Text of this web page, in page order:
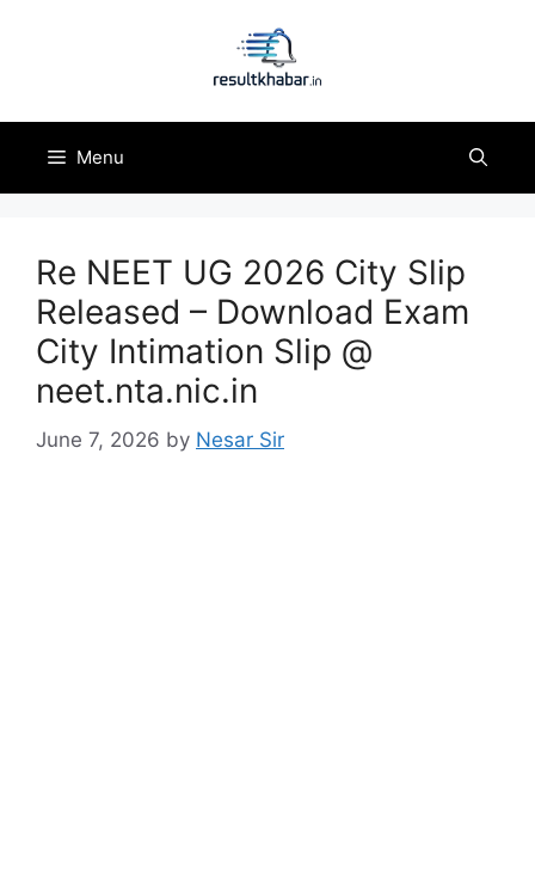
Menu
Re NEET UG 2026 City Slip
Released – Download Exam
City Intimation Slip @
neet.nta.nic.in
June 7, 2026 by Nesar Sir